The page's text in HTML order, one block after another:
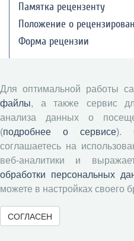
Памятка рецензенту
Положение о
Форма рецензии
Журналы ВолНЦ РАН
Экономические и
Проблемы развития
Вопросы
Социальное пространство
Юный экономист
Для оптимальной работы
файлы, а также сервис
анализа данных о
(подробнее о сервисе).
соглашаетесь на
веб-аналитики и
обработки персональных
можете в настройках своего
СОГЛАСЕН